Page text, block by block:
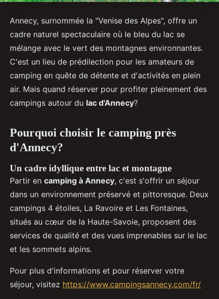
Annecy, surnommée la "Venise des Alpes", offre un
cadre naturel spectaculaire où le bleu du lac se
mélange avec le vert des montagnes environnantes.
C'est un lieu de prédilection pour les amateurs de
camping en quête de détente et d'activités en plein
air. Mais quand réserver pour profiter pleinement des
campings autour du lac d'Annecy?
Pourquoi choisir le camping près
d'Annecy?
Un cadre idyllique entre lac et montagne
Partir en camping à Annecy, c'est s'offrir un séjour
dans un environnement préservé et pittoresque. Deux
campings 4 étoiles, La Ravoire et Les Fontaines,
situés au cœur de la Haute-Savoie, proposent des
services de qualité et des vues imprenables sur le lac
et les sommets alpins.
Pour plus d'informations et pour réserver votre
séjour, visitez https://www.campingsannecy.com/fr/